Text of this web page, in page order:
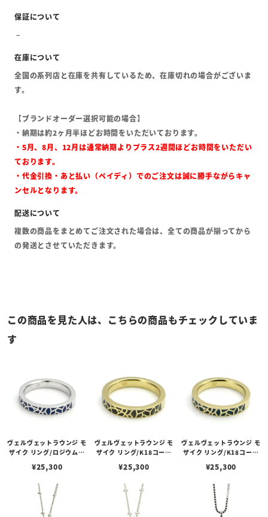
全国の系列店と在庫を共有しているため、在庫切れの場合がございま
す。
【ブランドオーダー選択可能の場合】
・納期は約2ヶ月半ほどお時間をいただいております。
・5月、8月、12月は通常納期よりプラス2週間ほどお時間をいただい
ております。
・代金引換・あと払い（ペイディ）でのご注文は誠に勝手ながらキャ
ンセルとなります。
複数の商品をまとめてご注文された場合は、全ての商品が揃ってから
の発送とさせていただきます。
この商品を見た人は、こちらの商品もチェックしていま
す
ヴェルヴェットラウンジ モ
ザイク リング/ロジウムコ
¥25,300
ヴェルヴェットラウンジ モ
ザイク リング/K18コーテ
¥25,300
ヴェルヴェットラウンジ モ
ザイク リング/K18コーテ
¥25,300